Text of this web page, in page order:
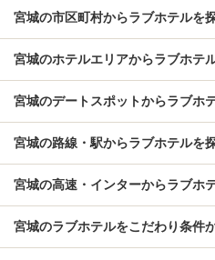
宮城の市区町村からラブホテルを
宮城のホテルエリアからラブホテ
宮城のデートスポットからラブホ
宮城の路線・駅からラブホテルを
宮城の高速・インターからラブホ
宮城のラブホテルをこだわり条件